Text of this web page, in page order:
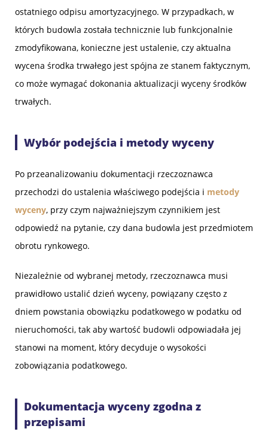
ostatniego odpisu amortyzacyjnego. W przypadkach, w
których budowla została technicznie lub funkcjonalnie
zmodyfikowana, konieczne jest ustalenie, czy aktualna
wycena środka trwałego jest spójna ze stanem faktycznym,
co może wymagać dokonania aktualizacji wyceny środków
trwałych.
Wybór podejścia i metody wyceny
Po przeanalizowaniu dokumentacji rzeczoznawca
przechodzi do ustalenia właściwego podejścia i metody
wyceny, przy czym najważniejszym czynnikiem jest
odpowiedź na pytanie, czy dana budowla jest przedmiotem
obrotu rynkowego.
Niezależnie od wybranej metody, rzeczoznawca musi
prawidłowo ustalić dzień wyceny, powiązany często z
dniem powstania obowiązku podatkowego w podatku od
nieruchomości, tak aby wartość budowli odpowiadała jej
stanowi na moment, który decyduje o wysokości
zobowiązania podatkowego.
Dokumentacja wyceny zgodna z
przepisami